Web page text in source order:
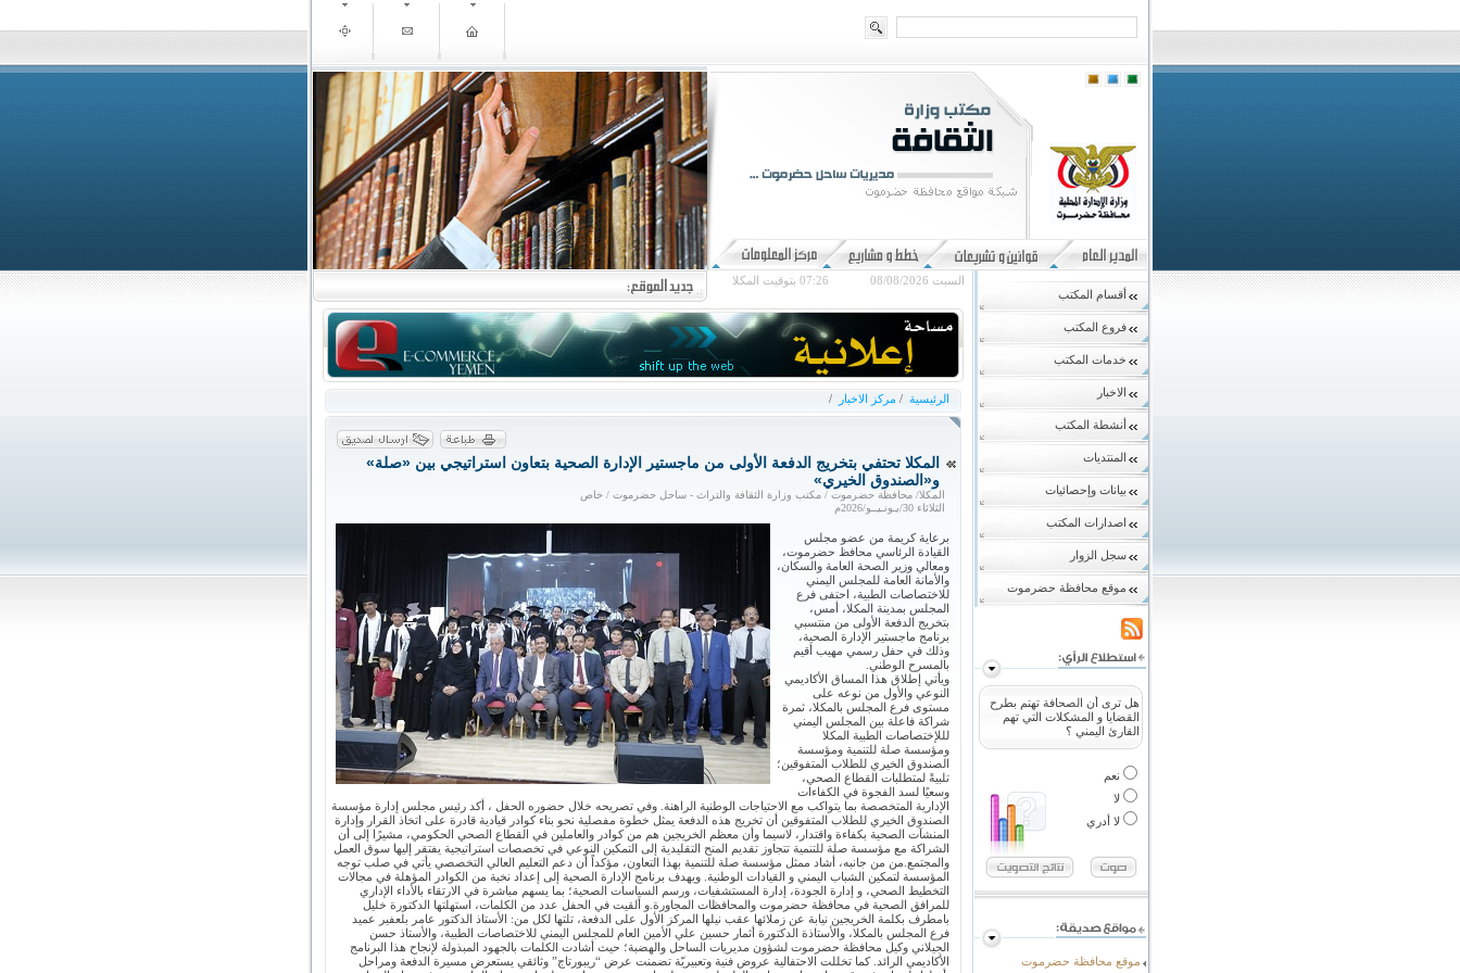
السبت 08/08/2026 07:26 بتوقيت المكلا
أقسام المكتب
فروع المكتب
خدمات المكتب
الاخبار
أنشطة المكتب
المنتديات
بيانات وإحصائيات
اصدارات المكتب
سجل الزوار
موقع محافظة حضرموت
هل ترى أن الصحافة تهتم بطرح
القضايا و المشكلات التي تهم
القارئ اليمني ؟
نعم
لا
لا أدري
موقع محافظة حضرموت
الرئيسية / مركز الاخبار /
المكلا تحتفي بتخريج الدفعة الأولى من ماجستير الإدارة الصحية بتعاون استراتيجي بين «صلة»
و«الصندوق الخيري»
المكلا/ محافظة حضرموت / مكتب وزارة الثقافة والتراث - ساحل حضرموت / خاص
الثلاثاء 30/يـونـيــو/2026م
​برعاية كريمة من عضو مجلس
القيادة الرئاسي محافظ حضرموت،
ومعالي وزير الصحة العامة والسكان،
والأمانة العامة للمجلس اليمني
للاختصاصات الطبية، احتفى فرع
المجلس بمدينة المكلا، أمس،
بتخريج الدفعة الأولى من منتسبي
برنامج ماجستير الإدارة الصحية،
وذلك في حفل رسمي مهيب أقيم
بالمسرح الوطني.
​ويأتي إطلاق هذا المساق الأكاديمي
النوعي والأول من نوعه على
مستوى فرع المجلس بالمكلا، ثمرة
شراكة فاعلة بين المجلس اليمني
لللإختصاصات الطبية المكلا
ومؤسسة صلة للتنمية ومؤسسة
الصندوق الخيري للطلاب المتفوقين؛
تلبيةً لمتطلبات القطاع الصحي،
وسعيًا لسد الفجوة في الكفاءات
الإدارية المتخصصة بما يتواكب مع الاحتياجات الوطنية الراهنة. وفي تصريحه خلال حضوره الحفل ، أكد رئيس مجلس إدارة مؤسسة
الصندوق الخيري للطلاب المتفوقين أن تخريج هذه الدفعة يمثل خطوة مفصلية نحو بناء كوادر قيادية قادرة على اتخاذ القرار وإدارة
المنشآت الصحية بكفاءة واقتدار، لاسيما وأن معظم الخريجين هم من كوادر والعاملين في القطاع الصحي الحكومي، مشيرًا إلى أن
الشراكة مع مؤسسة صلة للتنمية تتجاوز تقديم المنح التقليدية إلى التمكين النوعي في تخصصات استراتيجية يفتقر إليها سوق العمل
والمجتمع. ​من من جانبه، أشاد ممثل مؤسسة صلة للتنمية بهذا التعاون، مؤكداً أن دعم التعليم العالي التخصصي يأتي في صلب توجه
المؤسسة لتمكين الشباب اليمني و القيادات الوطنية. و​يهدف برنامج الإدارة الصحية إلى إعداد نخبة من الكوادر المؤهلة في مجالات
التخطيط الصحي، و إدارة الجودة، إدارة المستشفيات، ورسم السياسات الصحية؛ بما يسهم مباشرة في الارتقاء بالأداء الإداري
للمرافق الصحية في محافظة حضرموت والمحافظات المجاورة. ​و ألقيت في الحفل عدد من الكلمات، استهلتها الدكتورة خليل
بامطرف بكلمة الخريجين نيابة عن زملائها عقب نيلها المركز الأول على الدفعة، تلتها لكل من: الأستاذ الدكتور عامر بلعفير عميد
فرع المجلس بالمكلا، والأستاذة الدكتورة أثمار حسين علي الأمين العام للمجلس اليمني للاختصاصات الطبية، والأستاذ حسن
الجيلاني وكيل محافظة حضرموت لشؤون مديريات الساحل والهضبة؛ حيث أشادت الكلمات بالجهود المبذولة لإنجاح هذا البرنامج
الأكاديمي الرائد. كما ​تخللت الاحتفالية عروض فنية وتعبيريّة تضمنت ​عرض “ريبورتاج” وثائقي يستعرض مسيرة الدفعة ومراحل